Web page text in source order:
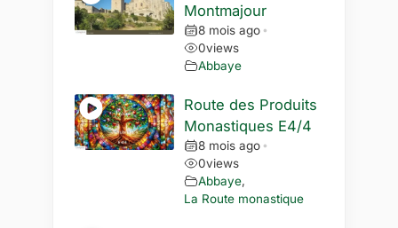
Montmajour
8 mois ago •
0views
Abbaye
Route des Produits
Monastiques E4/4
8 mois ago •
0views
Abbaye,
La Route monastique